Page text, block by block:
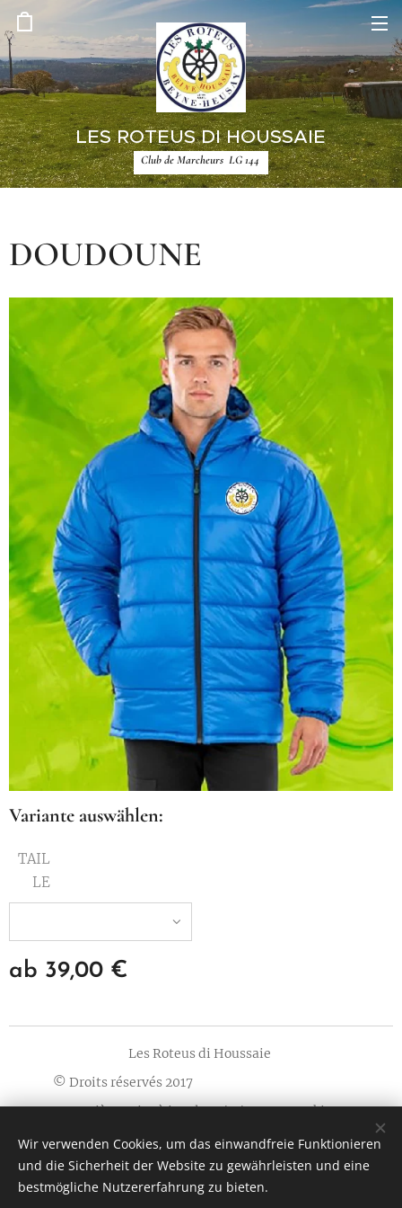
LES ROTEUS DI HOUSSAIE
Club de Marcheurs LG 144
DOUDOUNE
Variante auswählen:
TAIL
LE
ab 39,00 €
Les Roteus di Houssaie
© Droits réservés 2017
Dernière mise à jour le 13/11/2023
Cookies
Sprachen
Français
Nederlands English Deutsch
Wir verwenden Cookies, um das einwandfreie Funktionieren
und die Sicherheit der Website zu gewährleisten und eine
bestmögliche Nutzererfahrung zu bieten.